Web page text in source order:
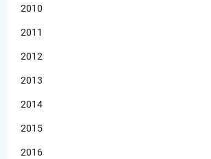
2010
2011
2012
2013
2014
2015
2016